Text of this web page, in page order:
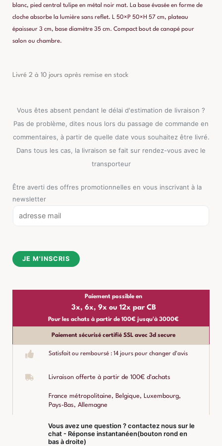
blanc, pied central tulipe en métal noir mat. La base évasée en forme de
cloche absorbe la lumière sans reflet. L 50×P 50×H 57 cm, plateau
épaisseur 3 cm, base diamètre 35 cm. Compact bout de canapé pour
salon ou chambre.
Livré 2 à 10 jours après remise en stock
Vous êtes absent pendant le délai d'estimation de livraison ?
Pas de problème, dites nous lors du passage de commande en
commentaires, à partir de quelle date vous souhaitez être livré.
Dans tous les cas, la livraison se fait sur rendez-vous avec le
transporteur
Être averti des offres promotionnelles en vous inscrivant à la
newsletter
m
l
JE M'INSCRIS
Paiement possible en
3x, 6x, 9x ou 12x par CB
Pour les achats à partir de 100€ jusqu'à 3000€
Paiement sécurisé certifié SSL avec 3d secure
Satisfait ou remboursé : 14 jours pour changer d'avis
Livraison offerte à partir de 100€ d'achats
France métropolitaine, Belgique, Luxembourg,
Pays-Bas, Allemagne
Vous avez une question ? contactez nous sur le
chat - Réponse instantanéen(bouton rond en
bas à droite)